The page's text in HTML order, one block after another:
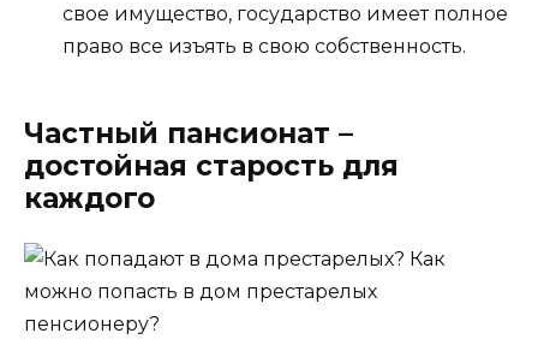
свое имущество, государство имеет полное
право все изъять в свою собственность.
Частный пансионат –
достойная старость для
каждого